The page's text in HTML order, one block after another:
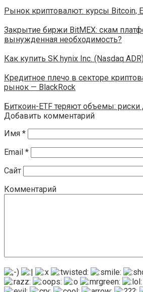
Рынок криптовалют: курсы Bitcoin,
Закрытие биржи BitMEX: скам
вынужденная необходимость?
Как купить SK hynix Inc. (Nasdaq
Кредитное плечо в секторе
рынок — BlackRock
Биткоин-ETF теряют объемы: риски
Добавить комментарий
Имя *
Email *
Сайт
Комментарий